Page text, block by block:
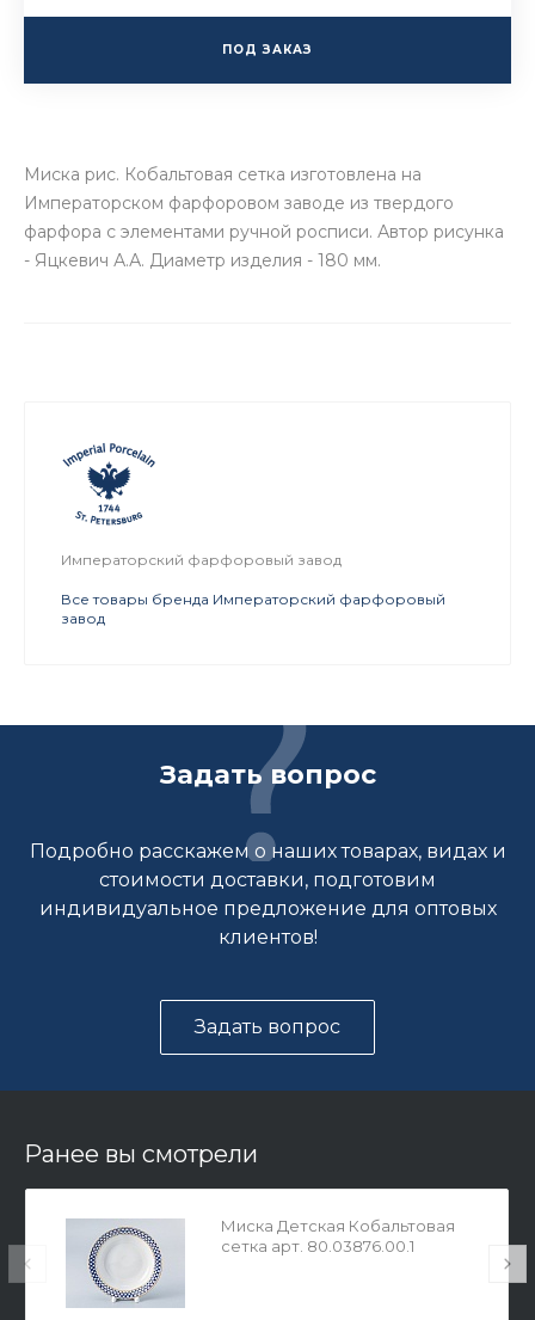
ПОД ЗАКАЗ
Миска рис. Кобальтовая сетка изготовлена на
Императорском фарфоровом заводе из твердого
фарфора с элементами ручной росписи. Автор рисунка
- Яцкевич А.А. Диаметр изделия - 180 мм.
Императорский фарфоровый завод
Все товары бренда Императорский фарфоровый
завод
Задать вопрос
Подробно расскажем о наших товарах, видах и
стоимости доставки, подготовим
индивидуальное предложение для оптовых
клиентов!
Задать вопрос
Ранее вы смотрели
Миска Детская Кобальтовая
сетка арт. 80.03876.00.1